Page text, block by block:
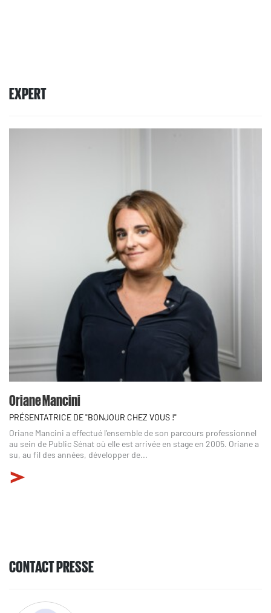
EXPERT
Oriane Mancini
PRÉSENTATRICE DE "BONJOUR CHEZ VOUS !"
Oriane Mancini a effectué l’ensemble de son parcours professionnel
au sein de Public Sénat où elle est arrivée en stage en 2005. Oriane a
su, au fil des années, développer de...
CONTACT PRESSE